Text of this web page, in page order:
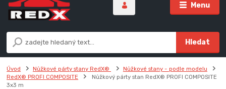
Menu
Hledat
Úvod Nůžkové párty stany RedX®
Nůžkové stany - podle modelu
RedX® PROFI COMPOSITE
Nůžkový párty stan RedX® PROFI COMPOSITE
3x3 m